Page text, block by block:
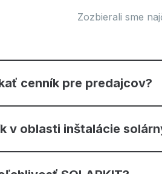
Zozbierali sme
cenník pre predajcov?
v oblasti inštalácie